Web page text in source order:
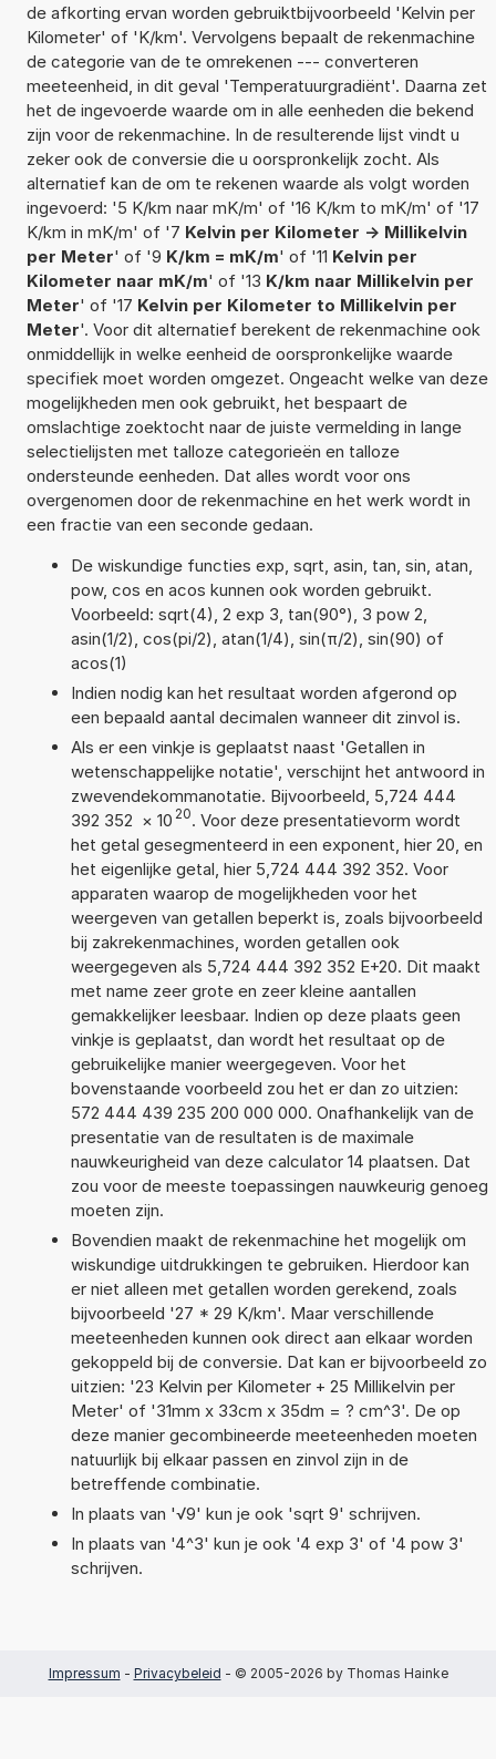
de afkorting ervan worden gebruiktbijvoorbeeld 'Kelvin per
Kilometer' of 'K/km'. Vervolgens bepaalt de rekenmachine
de categorie van de te omrekenen --- converteren
meeteenheid, in dit geval 'Temperatuurgradiënt'. Daarna zet
het de ingevoerde waarde om in alle eenheden die bekend
zijn voor de rekenmachine. In de resulterende lijst vindt u
zeker ook de conversie die u oorspronkelijk zocht. Als
alternatief kan de om te rekenen waarde als volgt worden
ingevoerd: '5 K/km naar mK/m' of '16 K/km to mK/m' of '17
K/km in mK/m' of '7 Kelvin per Kilometer -> Millikelvin
per Meter' of '9 K/km = mK/m' of '11 Kelvin per
Kilometer naar mK/m' of '13 K/km naar Millikelvin per
Meter' of '17 Kelvin per Kilometer to Millikelvin per
Meter'. Voor dit alternatief berekent de rekenmachine ook
onmiddellijk in welke eenheid de oorspronkelijke waarde
specifiek moet worden omgezet. Ongeacht welke van deze
mogelijkheden men ook gebruikt, het bespaart de
omslachtige zoektocht naar de juiste vermelding in lange
selectielijsten met talloze categorieën en talloze
ondersteunde eenheden. Dat alles wordt voor ons
overgenomen door de rekenmachine en het werk wordt in
een fractie van een seconde gedaan.
De wiskundige functies exp, sqrt, asin, tan, sin, atan,
pow, cos en acos kunnen ook worden gebruikt.
Voorbeeld: sqrt(4), 2 exp 3, tan(90°), 3 pow 2,
asin(1/2), cos(pi/2), atan(1/4), sin(π/2), sin(90) of
acos(1)
Indien nodig kan het resultaat worden afgerond op
een bepaald aantal decimalen wanneer dit zinvol is.
Als er een vinkje is geplaatst naast 'Getallen in
wetenschappelijke notatie', verschijnt het antwoord in
zwevendekommanotatie. Bijvoorbeeld, 5,724 444
392 352 × 10 20. Voor deze presentatievorm wordt
het getal gesegmenteerd in een exponent, hier 20, en
het eigenlijke getal, hier 5,724 444 392 352. Voor
apparaten waarop de mogelijkheden voor het
weergeven van getallen beperkt is, zoals bijvoorbeeld
bij zakrekenmachines, worden getallen ook
weergegeven als 5,724 444 392 352 E+20. Dit maakt
met name zeer grote en zeer kleine aantallen
gemakkelijker leesbaar. Indien op deze plaats geen
vinkje is geplaatst, dan wordt het resultaat op de
gebruikelijke manier weergegeven. Voor het
bovenstaande voorbeeld zou het er dan zo uitzien:
572 444 439 235 200 000 000. Onafhankelijk van de
presentatie van de resultaten is de maximale
nauwkeurigheid van deze calculator 14 plaatsen. Dat
zou voor de meeste toepassingen nauwkeurig genoeg
moeten zijn.
Bovendien maakt de rekenmachine het mogelijk om
wiskundige uitdrukkingen te gebruiken. Hierdoor kan
er niet alleen met getallen worden gerekend, zoals
bijvoorbeeld '27 * 29 K/km'. Maar verschillende
meeteenheden kunnen ook direct aan elkaar worden
gekoppeld bij de conversie. Dat kan er bijvoorbeeld zo
uitzien: '23 Kelvin per Kilometer + 25 Millikelvin per
Meter' of '31mm x 33cm x 35dm = ? cm^3'. De op
deze manier gecombineerde meeteenheden moeten
natuurlijk bij elkaar passen en zinvol zijn in de
betreffende combinatie.
In plaats van '√9' kun je ook 'sqrt 9' schrijven.
In plaats van '4^3' kun je ook '4 exp 3' of '4 pow 3'
schrijven.
Impressum - Privacybeleid - © 2005-2026 by Thomas Hainke